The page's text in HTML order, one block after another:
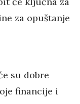
za opuštanje
su dobre
financije i